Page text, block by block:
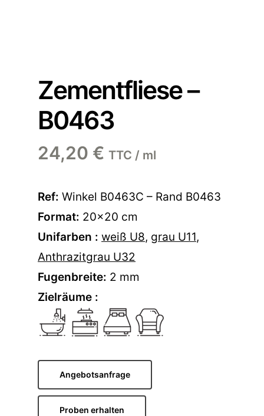
Zementfliese –
B0463
24,20 € TTC / ml
Ref: Winkel B0463C – Rand B0463
Format: 20×20 cm
Unifarben : weiß U8, grau U11,
Anthrazitgrau U32
Fugenbreite: 2 mm
Zielräume :
Angebotsanfrage
Proben erhalten